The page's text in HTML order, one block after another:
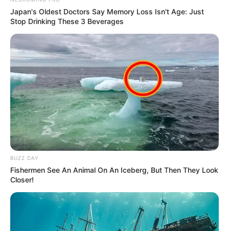
Japan's Oldest Doctors Say Memory Loss Isn't Age: Just
Stop Drinking These 3 Beverages
BUZZ DAY
Fishermen See An Animal On An Iceberg, But Then They Look
Closer!